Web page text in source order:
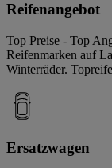
Reifenangebot
Top Preise - Top
Reifenmarken auf
Winterräder.
Ersatzwagen